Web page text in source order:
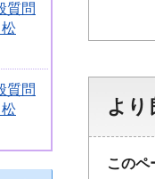
質問
質問
より
このペ